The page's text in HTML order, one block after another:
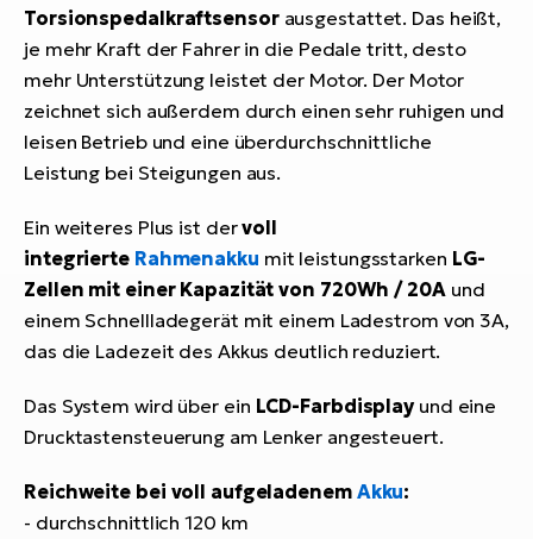
Torsionspedalkraftsensorausgestattet. Das heißt,
je mehr Kraft der Fahrer in die Pedale tritt, desto
mehr Unterstützung leistet der Motor. Der Motor
zeichnet sich außerdem durch einen sehr ruhigen und
leisen Betrieb und eine überdurchschnittliche
Leistung bei Steigungen aus.
Ein weiteres Plus ist dervoll
integrierte Rahmenakku mit leistungsstarken LG-
Zellen mit einer Kapazität von 720Wh / 20A und
einem Schnellladegerät mit einem Ladestrom von 3A,
das die Ladezeit des Akkus deutlich reduziert.
Das System wird über ein LCD-Farbdisplayund eine
Drucktastensteuerung am Lenker angesteuert.
Reichweite bei voll aufgeladenem Akku:
- durchschnittlich 120 km